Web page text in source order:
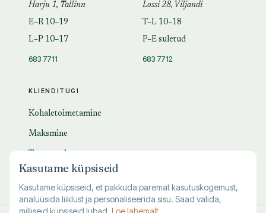
KLIENDITUGI
Kohaletoimetamine
Maksmine
KKK
Harju 1, Tallinn
E–R 10–19
L–P 10–17
683 7711
Lossi 28, Viljandi
T–L 10–18
P–E suletud
683 7712
Kasutame küpsiseid
Kasutame küpsiseid, et pakkuda paremat kasutuskogemust,
analüüsida liiklust ja personaliseerida sisu. Saad valida,
milliseid küpsiseid lubad. Loe lahemalt